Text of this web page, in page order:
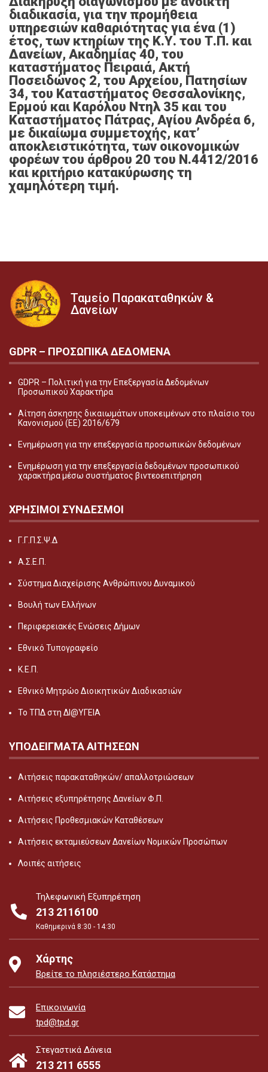
διαδικασία, για την προμήθεια
υπηρεσιών καθαριότητας για ένα (1)
έτος, των κτηρίων της Κ.Υ. του Τ.Π. και
Δανείων, Ακαδημίας 40, του
καταστήματος Πειραιά, Ακτή
Ποσειδώνος 2, του Αρχείου, Πατησίων
34, του Καταστήματος Θεσσαλονίκης,
Ερμού και Καρόλου Ντηλ 35 και του
Καταστήματος Πάτρας, Αγίου Ανδρέα 6,
με δικαίωμα συμμετοχής, κατ’
αποκλειστικότητα, των οικονομικών
φορέων του άρθρου 20 του Ν.4412/2016
και κριτήριο κατακύρωσης τη
χαμηλότερη τιμή.
Ταμείο Παρακαταθηκών &
Δανείων
GDPR – ΠΡΟΣΩΠΙΚA ΔΕΔΟΜEΝΑ
GDPR – Πολιτική για την Επεξεργασία Δεδομένων
Προσωπικού Χαρακτήρα
Αίτηση άσκησης δικαιωμάτων υποκειμένων στο πλαίσιο του
Κανονισμού (ΕΕ) 2016/679
Ενημέρωση για την επεξεργασία προσωπικών δεδομένων
Ενημέρωση για την επεξεργασία δεδομένων προσωπικού
χαρακτήρα μέσω συστήματος βιντεοεπιτήρηση
ΧΡΗΣΙΜΟΙ ΣΥΝΔΕΣΜΟΙ
Γ.Γ.Π.Σ.Ψ.Δ
Α.Σ.Ε.Π.
Σύστημα Διαχείρισης Ανθρώπινου Δυναμικού
Βουλή των Ελλήνων
Περιφερειακές Ενώσεις Δήμων
Εθνικό Τυπογραφείο
Κ.Ε.Π.
Εθνικό Μητρώο Διοικητικών Διαδικασιών
Το ΤΠΔ στη ΔΙ@ΥΓΕΙΑ
ΥΠΟΔΕΙΓΜΑΤΑ ΑΙΤΗΣΕΩΝ
Αιτήσεις παρακαταθηκών/ απαλλοτριώσεων
Αιτήσεις εξυπηρέτησης Δανείων Φ.Π.
Αιτήσεις Προθεσμιακών Καταθέσεων
Αιτήσεις εκταμιεύσεων Δανείων Νομικών Προσώπων
Λοιπές αιτήσεις
Τηλεφωνική Εξυπηρέτηση
213 2116100
Καθημερινά 8:30 - 14:30
Χάρτης
Βρείτε το πλησιέστερο Κατάστημα
Επικοινωνία
tpd@tpd.gr
Στεγαστικά Δάνεια
213 211 6555